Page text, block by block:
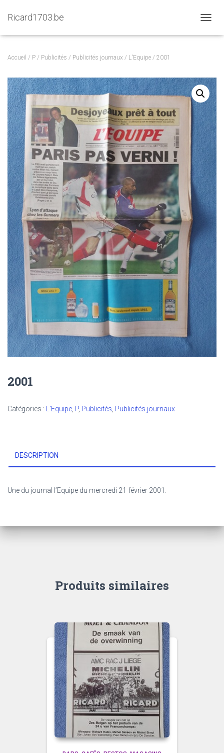
Ricard1703.be
É
L
A
A
V
Accueil / P / Publicités / Publicités journaux / L'Equipe / 2001
2001
Catégories : L'Equipe P, Publicités Publicités journaux
DESCRIPTION
Une du journal l’Equipe du mercredi 21 février 2001.
Produits similaires